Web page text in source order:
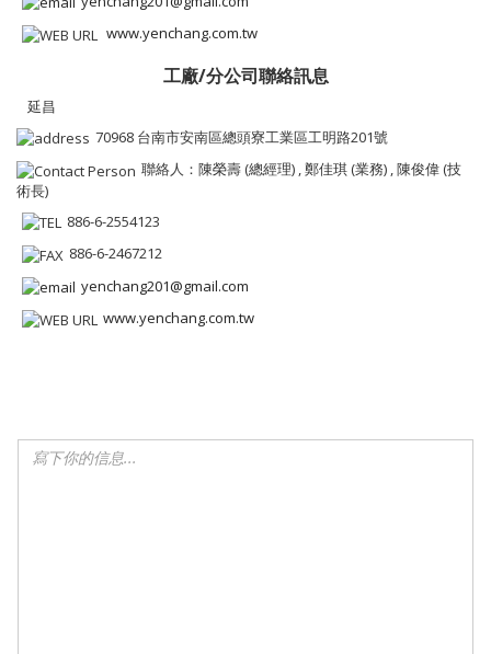
www.yenchang.com.tw
工廠/分公司聯絡訊息
延昌
70968 台南市安南區總頭寮工業區工明路201號
聯絡人：陳榮壽 (總經理) , 鄭佳琪 (業務) , 陳俊偉 (技
術長)
886-6-2554123
886-6-2467212
yenchang201@gmail.com
www.yenchang.com.tw